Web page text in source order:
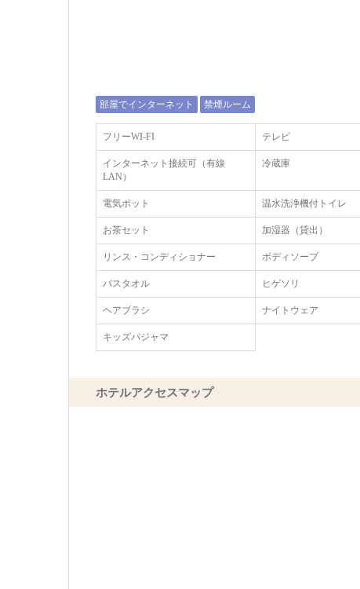
部屋でインターネット 禁煙ルーム
フリーWI‐FI テレビ
インターネット接続可（有線
LAN）
冷蔵庫
電気ポット 温水洗浄機付トイレ
お茶セット 加湿器（貸出）
リンス・コンディショナー ボディソープ
バスタオル ヒゲソリ
ヘアブラシ ナイトウェア
キッズパジャマ
ホテルアクセスマップ